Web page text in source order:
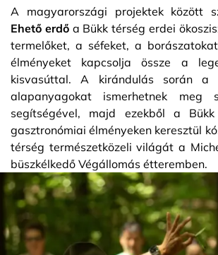
A magyarországi projektek között
Ehető erdőa Bükk térség erdei
termelőket, a séfeket, a
élményeket kapcsolja össze a
kisvasúttal. A kirándulás során a
alapanyagokat ismerhetnek meg
segítségével, majd ezekből a
gasztronómiai élményeken keresztül
térség természetközeli világát a
büszkélkedő Végállomás étteremben.